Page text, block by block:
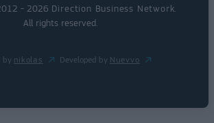
- 2026 Direction Business Network
All rights reserved.
by nikolas Developed by Nuevvo